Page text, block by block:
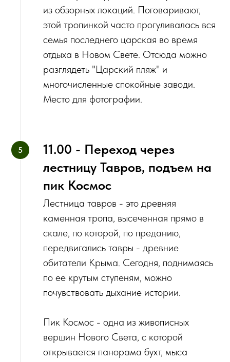
из обзорных локаций. Поговаривают,
этой тропинкой часто прогуливалась вся
семья последнего царская во время
отдыха в Новом Свете. Отсюда можно
разглядеть "Царский пляж" и
многочисленные спокойные заводи.
Место для фотографии.
11.00 - Переход через
лестницу Тавров, подъем на
пик Космос
Лестница тавров - это древняя
каменная тропа, высеченная прямо в
скале, по которой, по преданию,
передвигались тавры - древние
обитатели Крыма. Сегодня, поднимаясь
по ее крутым ступеням, можно
почувствовать дыхание истории.
Пик Космос - одна из живописных
вершин Нового Света, с которой
открывается панорама бухт, мыса